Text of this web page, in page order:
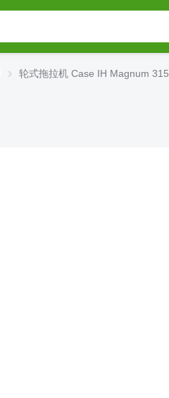
轮式拖拉机 Case IH Magnum 315